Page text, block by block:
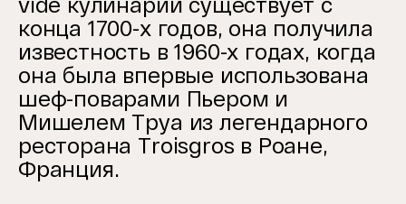
vide кулинарии существует с
конца 1700-х годов, она получила
известность в 1960-х годах, когда
она была впервые использована
шеф-поварами Пьером и
Мишелем Труа из легендарного
ресторана Troisgros в Роане,
Франция.